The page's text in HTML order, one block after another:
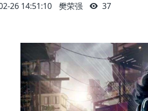
26 14:51:10 樊荣强 37